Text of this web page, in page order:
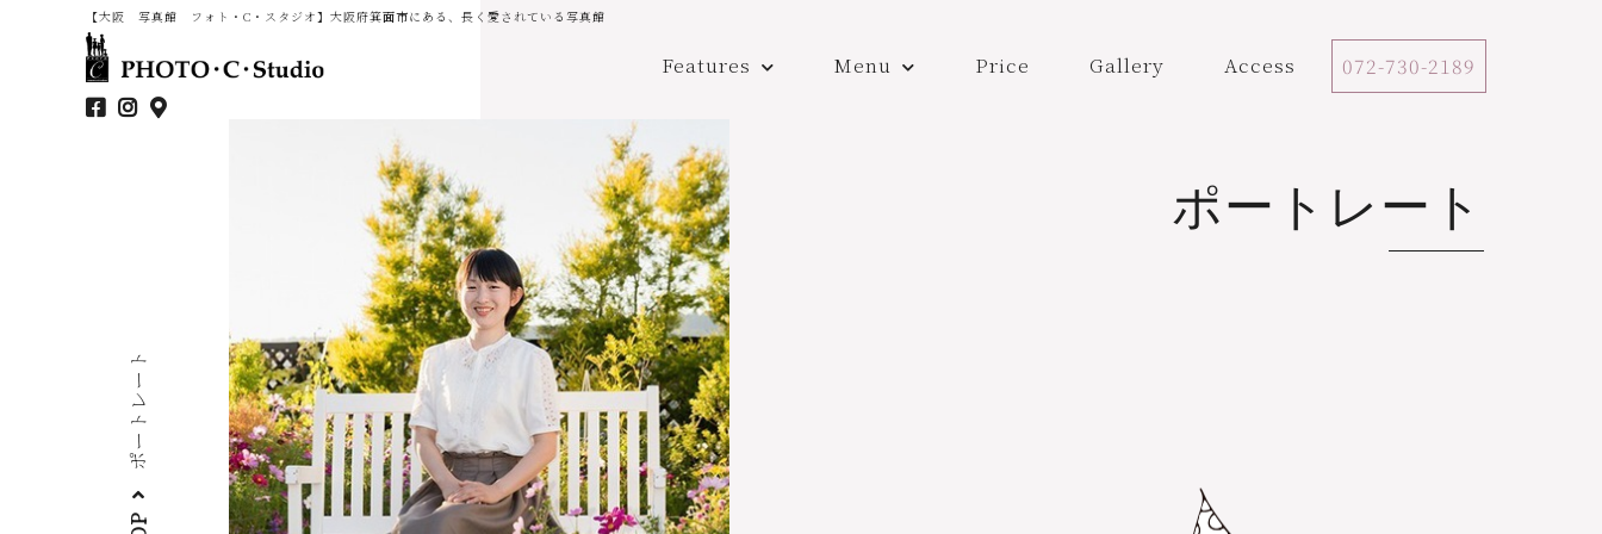
【大阪 写真館 フォト・C・スタジオ】大阪府箕面市にある、長く愛されている写真館
Features Menu Price Gallery Access 072-730-2189
ポートレート
ポートレート